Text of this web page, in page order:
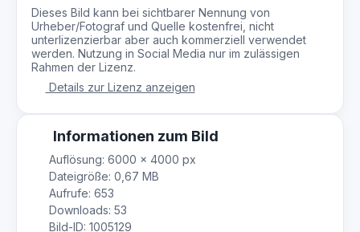
Dieses Bild kann bei sichtbarer Nennung von
Urheber/Fotograf und Quelle kostenfrei, nicht
unterlizenzierbar aber auch kommerziell verwendet
werden. Nutzung in Social Media nur im zulässigen
Rahmen der Lizenz.
Details zur Lizenz anzeigen
Informationen zum Bild
Auflösung: 6000 × 4000 px
Dateigröße: 0,67 MB
Aufrufe: 653
Downloads: 53
Bild-ID: 1005129